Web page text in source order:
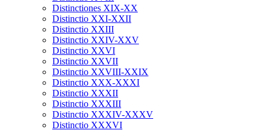
Distinctiones XIX-XX
Distinctio XXI-XXII
Distinctio XXIII
Distinctio XXIV-XXV
Distinctio XXVI
Distinctio XXVII
Distinctio XXVIII-XXIX
Distinctio XXX-XXXI
Distinctio XXXII
Distinctio XXXIII
Distinctio XXXIV-XXXV
Distinctio XXXVI